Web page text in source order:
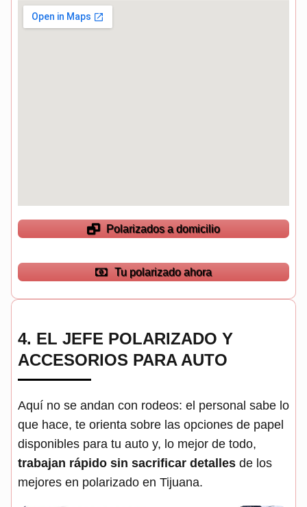
Polarizados a domicilio
Tu polarizado ahora
4. EL JEFE POLARIZADO Y
ACCESORIOS PARA AUTO
Aquí no se andan con rodeos: el personal sabe lo
que hace, te orienta sobre las opciones de papel
disponibles para tu auto y, lo mejor de todo,
trabajan rápido sin sacrificar detalles de los
mejores en polarizado en Tijuana.